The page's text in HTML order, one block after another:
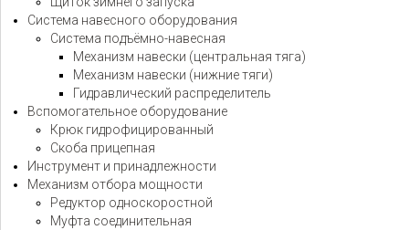
Система навесного оборудования
Система подъёмно-навесная
Механизм навески (центральная тяга)
Механизм навески (нижние тяги)
Гидравлический распределитель
Вспомогательное оборудование
Крюк гидрофицированный
Скоба прицепная
Инструмент и принадлежности
Механизм отбора мощности
Редуктор односкоростной
Муфта соединительная